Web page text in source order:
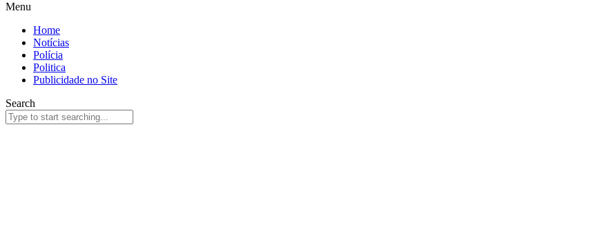
Menu
Home
Notícias
Polícia
Politica
Publicidade no Site
Search